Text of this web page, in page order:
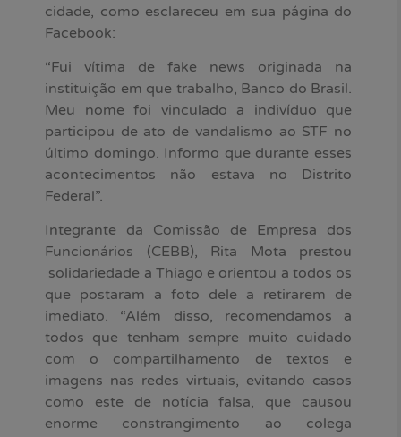
cidade, como esclareceu em sua página do
Facebook:
“Fui vítima de fake news originada na
instituição em que trabalho, Banco do Brasil.
Meu nome foi vinculado a indivíduo que
participou de ato de vandalismo ao STF no
último domingo. Informo que durante esses
acontecimentos não estava no Distrito
Federal”.
Integrante da Comissão de Empresa dos
Funcionários (CEBB), Rita Mota prestou
solidariedade a Thiago e orientou a todos os
que postaram a foto dele a retirarem de
imediato. “Além disso, recomendamos a
todos que tenham sempre muito cuidado
com o compartilhamento de textos e
imagens nas redes virtuais, evitando casos
como este de notícia falsa, que causou
enorme constrangimento ao colega